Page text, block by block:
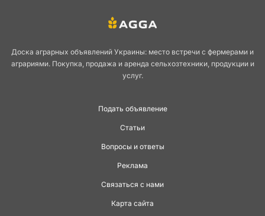
Вакцинация — один из ключевых инструментов сохранения здоровья
сократить экономические потери фермерских хозяйств. В рубрике
«Разные вакцины» на AGGA.ua собраны препараты для различных
видов животных, которые не вошли в специализированные
профилактики и поддержания устойчивости поголовья.
Роль вакцинации в
животноводстве
Современные вакцины позволяют фермеру минимизировать риск
Доска аграрных объявлений Украины: место встречи с фермерами и
аграриями. Покупка, продажа и аренда сельхозтехники, продукции и
услуг.
Подать объявление
Статьи
Вопросы и ответы
Реклама
Связаться с нами
Карта сайта